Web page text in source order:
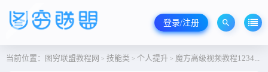
登录/注册
当前位置： 图穷联盟教程网 > 技能类 > 个人提升 > 魔方高级视频教程123456阶高级盲拧